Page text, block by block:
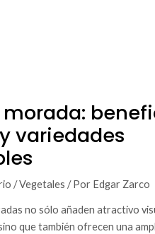
variedades
/Vegetales / Por Edgar Zarco
no sólo añaden atractivo
que también ofrecen una